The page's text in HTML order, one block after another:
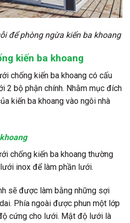
để phòng ngừa kiến ba khoang
kiến ba khoang
chống kiến ba khoang có cấu
2 bộ phận chính. Nhằm mục đích
kiến ba khoang vào ngôi nhà
chống kiến ba khoang thường
inox để làm phần lưới.
sẽ được làm bằng những sợi
Phía ngoài được phun một lớp
cứng cho lưới. Mật độ lưới là